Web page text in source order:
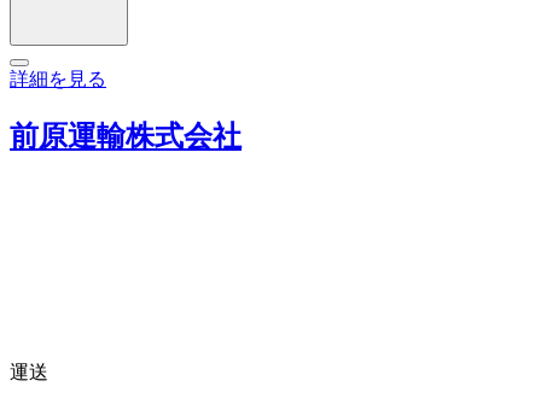
詳細を見る
前原運輸株式会社
運送